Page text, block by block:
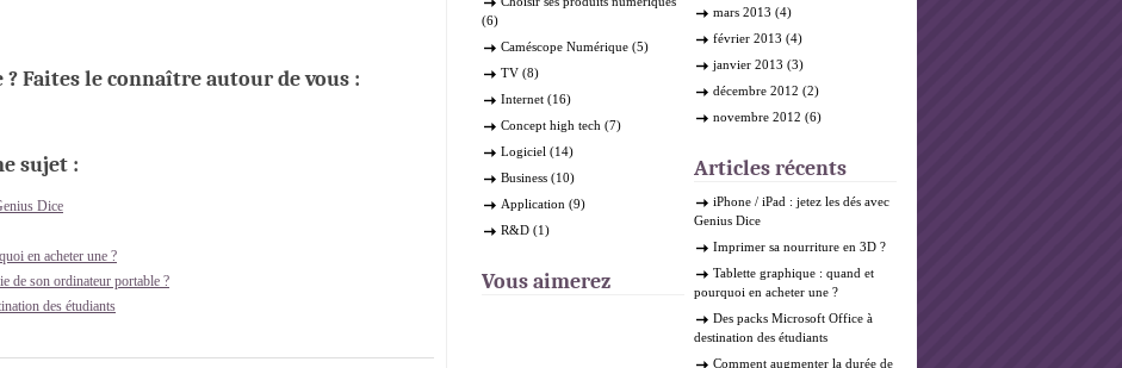
? Faites le connaître autour de vous :
sujet :
Dice
en acheter une ?
de son ordinateur portable ?
des étudiants
(6)
Caméscope Numérique (5)
TV (8)
Internet (16)
Concept high tech (7)
Logiciel (14)
Business (10)
Application (9)
R&D (1)
Vous aimerez
mars 2013 (4)
février 2013 (4)
janvier 2013 (3)
décembre 2012 (2)
novembre 2012 (6)
Articles récents
iPhone / iPad : jetez les dés avec
Genius Dice
Imprimer sa nourriture en 3D ?
Tablette graphique : quand et
pourquoi en acheter une ?
Des packs Microsoft Office à
destination des étudiants
Comment augmenter la durée de